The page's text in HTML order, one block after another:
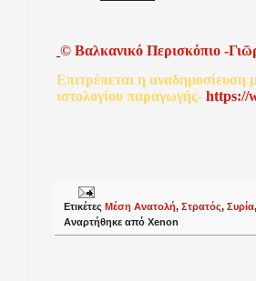
© Βαλκανικό Περισκόπιο -
Επιτρέπεται η αναδημοσίευση
ιστολογίου παραγωγής- https://
Ετικέτες Μέση Ανατολή, Στρατός, Συρία,
Αναρτήθηκε από Xenon